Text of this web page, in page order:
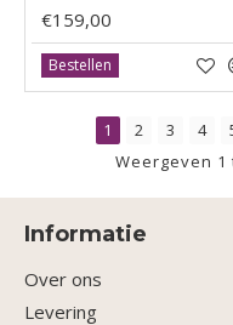
€159,00
Bestellen
1 2 3 4
Weergeven
Informatie
Over ons
Levering